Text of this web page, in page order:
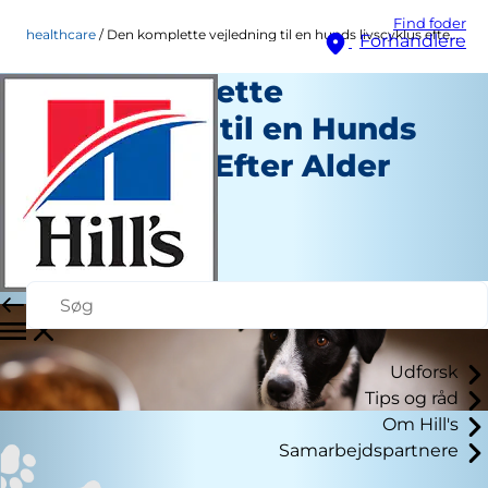
Find foder
Forhandlere
Udforsk
Tips og råd
Om Hill's
Samarbejdspartnere
healthcare Den komplette vejledning til en hunds livscyklus efter alder
Den Komplette
Vejledning til en Hunds
Livscyklus Efter Alder
Healthcare
Personale Forfatter
25. marts 2026